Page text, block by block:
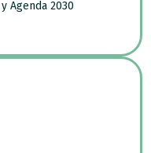
Agenda 2030